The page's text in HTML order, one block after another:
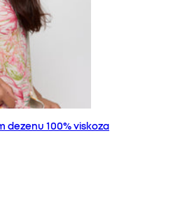
dezenu 100% viskoza